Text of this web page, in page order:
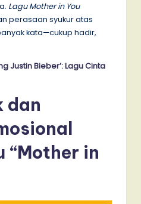
Lagu Mother in You
perasaan syukur atas
kata—cukup hadir,
Justin Bieber’: Lagu Cinta
dan
“Mother in